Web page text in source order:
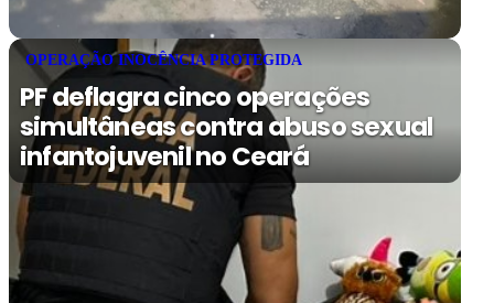
OPERAÇÃO INOCÊNCIA PROTEGIDA
PF deflagra cinco operações
simultâneas contra abuso sexual
infantojuvenil no Ceará